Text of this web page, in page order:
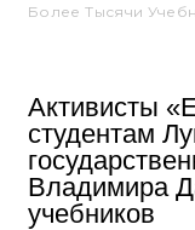
Более Тысячи
Активисты
студентам
Владимира
учебников